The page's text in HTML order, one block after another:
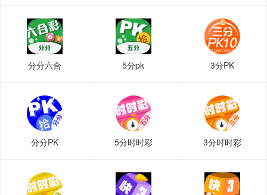
分分六合 5分pk 3分PK
分分PK 5分时时彩 3分时时彩